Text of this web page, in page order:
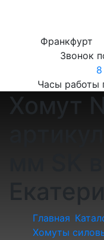
Франкфурт
Звонок
Часы работы
Хомут
Главная
Хомуты